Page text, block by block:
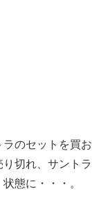
のセットを買お
切れ、サントラ
態に・・・。